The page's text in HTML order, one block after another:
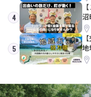
4
沼
5
地